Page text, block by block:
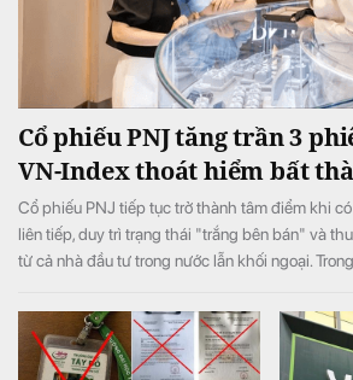
Cổ phiếu PNJ tăng trần 3
VN-Index thoát hiểm bất
Cổ phiếu PNJ tiếp tục trở thành tâm điểm khi
liên tiếp, duy trì trạng thái "trắng bên bán" và
từ cả nhà đầu tư trong nước lẫn khối ngoại.